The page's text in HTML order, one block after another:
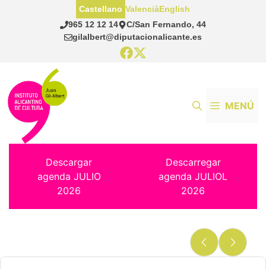
965 12 12 14
C/San Fernando, 44
gilalbert@diputacionalicante.es
Castellano ValenciàEnglish
MENÚ
Descargar
agenda JULIO
2026
Descarregar
agenda JULIOL
2026